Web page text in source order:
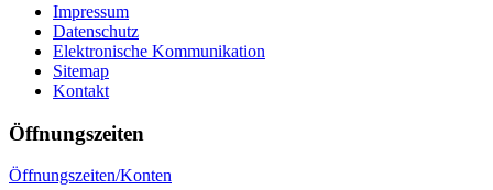
Impressum
Datenschutz
Elektronische Kommunikation
Sitemap
Kontakt
Öffnungszeiten
Öffnungszeiten/Konten